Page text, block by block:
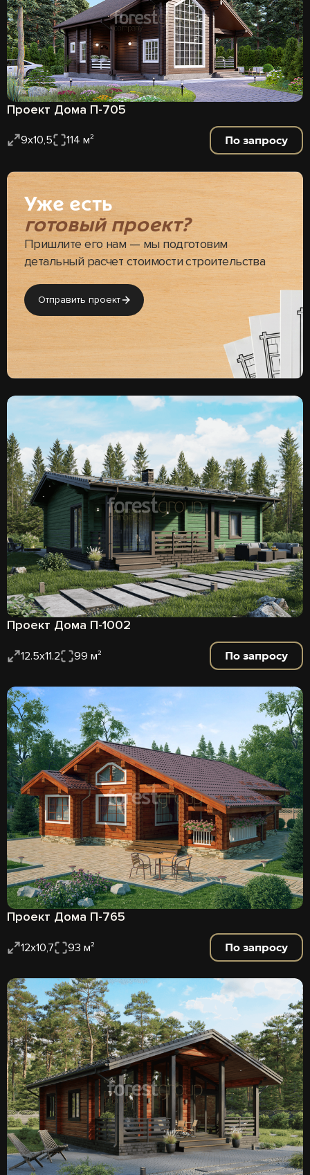
Проект Дома П-705
9х10,5 114 м² По запросу
Уже есть
готовый проект?
Пришлите его нам — мы подготовим
детальный расчет стоимости строительства
Отправить проект
Проект Дома П-1002
12.5х11.2 99 м² По запросу
Проект Дома П-765
12х10,7 93 м² По запросу